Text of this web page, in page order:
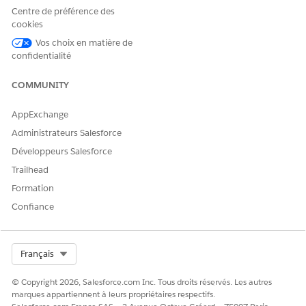
et la suppression d'enregistrements Feuille de temps. Nous
avons ajouté la possibilité de modifier les enregistrements
de feuille de temps existants, notamment les heures de
début, les heures de fin, les objets et les ordres
supprimer les enregistrements de feuille de temps créés
en langage naturel à l'agent, qui valide les modifications
par rapport aux règles métiers avant de les appliquer.
Activation de l'IA et Agentforce pour les feuilles de temps
Pour activer l'agent Feuilles de temps, accédez à la page
Feuilles de temps avancées et paramètres d'optimisation
des coûts de main-d'œuvre dans Configuration. Le
commutateur Activer l'IA et Agentforce pour feuilles de
fonctionnalité nécessite la licence complémentaire
Timesheets Agentforce, qui doit être provisionnée
séparément de la licence de base Timesheets and Labor
Centre de préférence des
cookies
Vos choix en matière de
confidentialité
COMMUNITY
AppExchange
Administrateurs Salesforce
Développeurs Salesforce
Trailhead
Formation
Confiance
Français
© Copyright 2026, Salesforce.com Inc. Tous droits réservés. Les autres
marques appartiennent à leurs propriétaires respectifs.